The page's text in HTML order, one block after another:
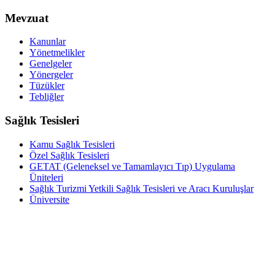
Mevzuat
Kanunlar
Yönetmelikler
Genelgeler
Yönergeler
Tüzükler
Tebliğler
Sağlık Tesisleri
Kamu Sağlık Tesisleri
Özel Sağlık Tesisleri
GETAT (Geleneksel ve Tamamlayıcı Tıp) Uygulama
Üniteleri
Sağlık Turizmi Yetkili Sağlık Tesisleri ve Aracı Kuruluşlar
Üniversite